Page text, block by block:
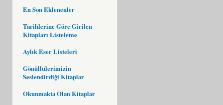
En Son Eklenenler
Tarihlerine Göre Girilen
Kitapları Listeleme
Aylık Eser Listeleri
Gönüllülerimizin
Seslendirdiği Kitaplar
Okunmakta Olan Kitaplar